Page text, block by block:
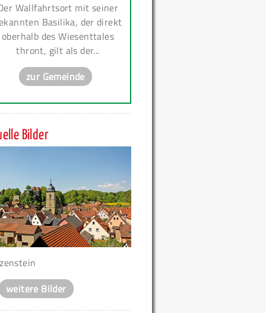
Wallfahrtsort mit seiner
Basilika, der direkt
oberhalb des Wiesenttales
thront, gilt als der...
zur Gemeinde
Bilder
weitere Bilder